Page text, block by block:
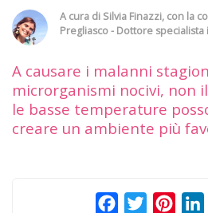
A cura di Silvia Finazzi, con la
Pregliasco - Dottore
A causare i malanni
microrganismi nocivi, non
le basse temperature
creare un ambiente più
FacebookTwitter